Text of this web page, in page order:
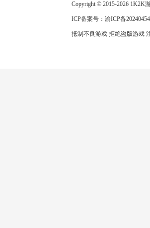
Copyright © 2015-2026 1K2K
ICP备案号： 渝ICP备
抵制不良游戏 拒绝盗版游戏